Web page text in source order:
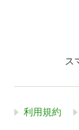
ス
利用規約